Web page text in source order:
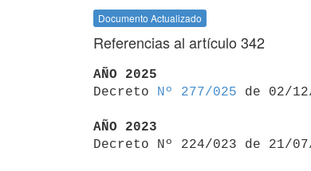
Documento Actualizado
Referencias al artículo 342
AÑO 2025
Decreto
Nº 277/025 de 02/
AÑO 2023
Decreto Nº 224/023 de 21/